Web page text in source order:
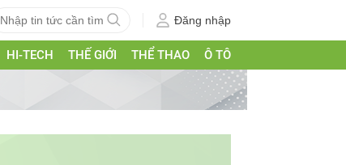
Đăng nhập
HI-TECH THẾ GIỚI THỂ THAO Ô TÔ